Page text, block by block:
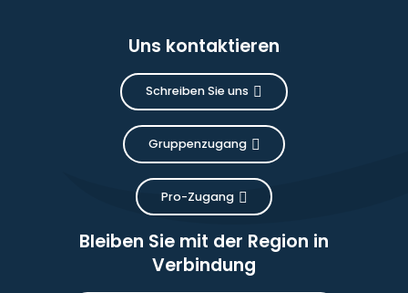
Uns kontaktieren
Schreiben Sie uns
Gruppenzugang
Pro-Zugang
Bleiben Sie mit der Region in
Verbindung